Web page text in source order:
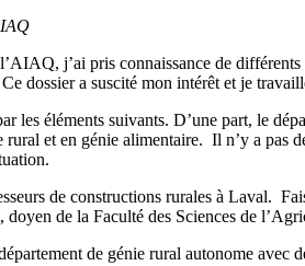
j’ai pris connaissance de
dossier a suscité mon intérêt et je
les éléments suivants. D’une part, le
rural et en génie alimentaire. Il n’y a pas
de constructions rurales à Laval.
de la Faculté des Sciences de
de génie rural autonome avec